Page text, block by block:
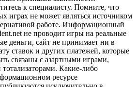
к специалисту. Помните, что
играх не может являться источником
работе. Информационный
не проводит игры на реальные
деньги, сайт не принимает ни в
ставок и других платежей, которые
связаны с азартными играми,
Какие-либо
ресурсе